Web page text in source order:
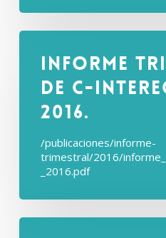
Informe
de C-
2016.
/publicaciones/informe-
trimestral/2016/
_2016.pdf